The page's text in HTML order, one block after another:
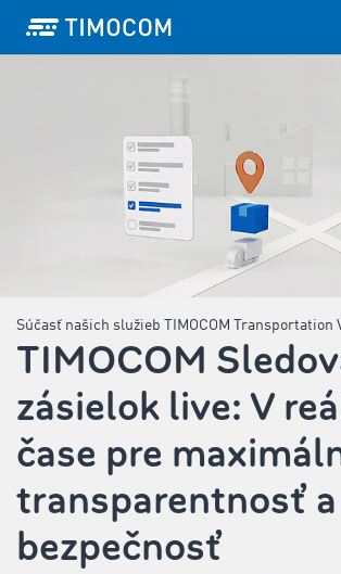
Súčasť našich služieb TIMOCOM Transportation
TIMOCOM
zásielok live: V
čase pre
transparentnosť a
bezpečnosť